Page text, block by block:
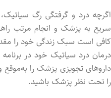
اگرچه درد و گرفتگی رگ
سریع به پزشک و انجام مرتب
کافی است سبک زندگی خود را
درمان درد سیاتیک خود در برنامه
داروهای تجویزی پزشک را
را تحت نظر پزشک باشید.